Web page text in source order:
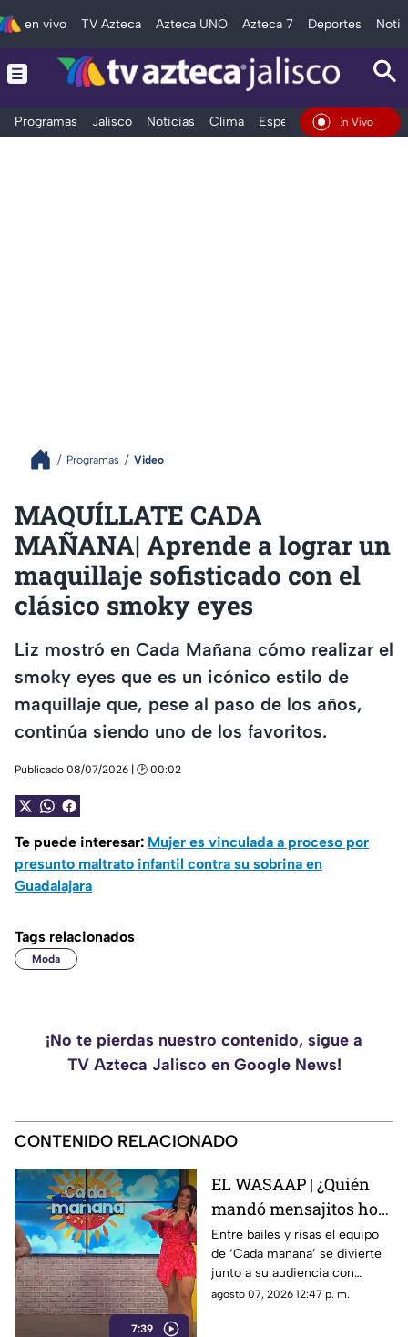
en vivo TV Azteca Azteca UNO Azteca 7 Deportes
Programas Jalisco Noticias Clima Espectáculos Deportes
En Vivo
Programas Video
MAQUÍLLATE CADA
MAÑANA| Aprende a lograr un
maquillaje sofisticado con el
clásico smoky eyes
Liz mostró en Cada Mañana cómo realizar el
smoky eyes que es un icónico estilo de
maquillaje que, pese al paso de los años,
continúa siendo uno de los favoritos.
Publicado 08/07/2026 | 🕑 00:02
Te puede interesar: Mujer es vinculada a proceso por
presunto maltrato infantil contra su sobrina en
Guadalajara
Tags relacionados
Moda
¡No te pierdas nuestro contenido, sigue a
TV Azteca Jalisco en Google News!
CONTENIDO RELACIONADO
7:39
EL WASAAP | ¿Quién
mandó mensajitos hoy
al foro?
Entre bailes y risas el equipo
de ‘Cada mañana’ se divierte
junto a su audiencia con
mensajes divertidos con los
agosto 07, 2026 12:47 p. m.